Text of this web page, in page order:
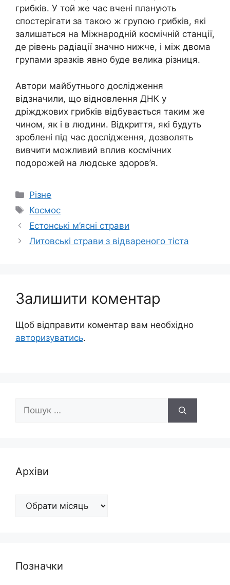
грибків. У той же час вчені планують
спостерігати за такою ж групою грибків, які
залишаться на Міжнародній космічній станції,
де рівень радіації значно нижче, і між двома
групами зразків явно буде велика різниця.
Автори майбутнього дослідження
відзначили, що відновлення ДНК у
дріжджових грибків відбувається таким же
чином, як і в людини. Відкриття, які будуть
зроблені під час дослідження, дозволять
вивчити можливий вплив космічних
подорожей на людське здоров’я.
Категорії
Різне
Позначки
Космос
Естонські м’ясні страви
Литовські страви з відвареного тіста
Залишити коментар
Щоб відправити коментар вам необхідно
авторизуватись.
Пошук:
Архіви
Архіви
Позначки